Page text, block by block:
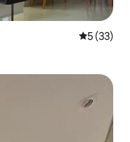
Средна
5 (33)